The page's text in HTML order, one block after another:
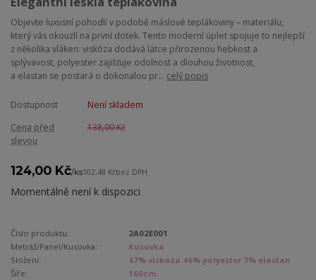
Objevte luxusní pohodlí v podobě máslové teplákoviny – materiálu,
který vás okouzlí na první dotek. Tento moderní úplet spojuje to nejlepší
z několika vláken: viskóza dodává látce přirozenou hebkost a
splývavost, polyester zajišťuje odolnost a dlouhou životnost,
a elastan se postará o dokonalou pr... celý popis
Dostupnost
Není skladem
Cena před
slevou
138,00 Kč
124,00 Kč/ks102,48 Kčbez DPH
Momentálně není k dispozici
Číslo produktu:
2A02E001
Metráž/Panel/Kusovka:
Kusovka
Složení:
47% viskoza 46% polyester 7% elastan
Šíře:
160cm